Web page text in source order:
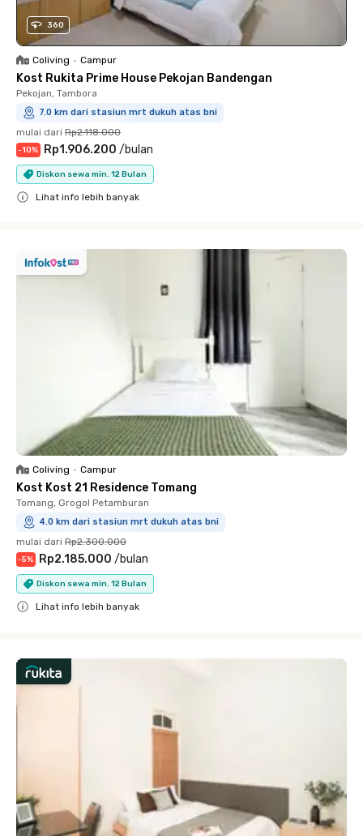
360
Coliving • Campur
Kost Rukita Prime House Pekojan Bandengan
Pekojan, Tambora
7.0 km dari stasiun mrt dukuh atas bni
mulai dari Rp2.118.000
-10% Rp1.906.200 /bulan
Diskon sewa min. 12 Bulan
Lihat info lebih banyak
Coliving • Campur
Kost Kost 21 Residence Tomang
Tomang, Grogol Petamburan
4.0 km dari stasiun mrt dukuh atas bni
mulai dari Rp2.300.000
-5% Rp2.185.000 /bulan
Diskon sewa min. 12 Bulan
Lihat info lebih banyak